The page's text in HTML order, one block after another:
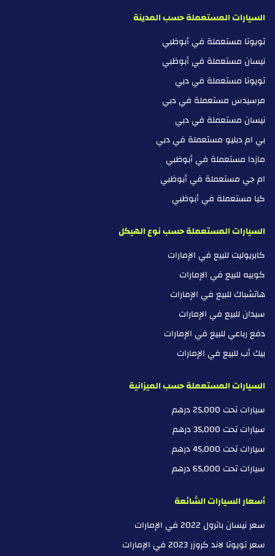
السيارات المستعملة حسب المدينة
تويوتا مستعملة في أبوظبي
نيسان مستعملة في أبوظبي
تويوتا مستعملة في دبي
مرسيدس مستعملة في دبي
نيسان مستعملة في دبي
بي ام دبليو مستعملة في دبي
مازدا مستعملة في أبوظبي
ام جي مستعملة في أبوظبي
كيا مستعملة في أبوظبي
السيارات المستعملة حسب نوع الهيكل
كابريوليت للبيع في الإمارات
كوبيه للبيع في الإمارات
هاتشباك للبيع في الإمارات
سيدان للبيع في الإمارات
دفع رباعي للبيع في الإمارات
بيك أب للبيع في الإمارات
السيارات المستعملة حسب الميزانية
سيارات تحت 25,000 درهم
سيارات تحت 35,000 درهم
سيارات تحت 45,000 درهم
سيارات تحت 65,000 درهم
أسعار السيارات الشائعة
سعر نيسان باترول 2022 في الإمارات
سعر تويوتا لاند كروزر 2023 في الإمارات